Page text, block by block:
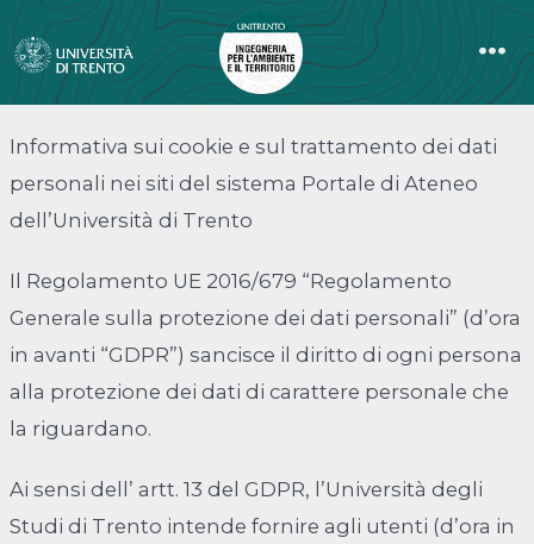
al
Informativa sui cookie e sul trattamento dei dati
personali nei siti del sistema Portale di Ateneo
dell’Università di Trento
Il Regolamento UE 2016/679 “Regolamento
Generale sulla protezione dei dati personali” (d’ora
in avanti “GDPR”) sancisce il diritto di ogni persona
alla protezione dei dati di carattere personale che
la riguardano.
Ai sensi dell’ artt. 13 del GDPR, l’Università degli
Studi di Trento intende fornire agli utenti (d’ora in